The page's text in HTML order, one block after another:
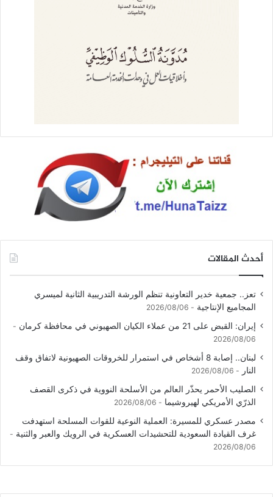
أحدث المقالات
تعز.. جمعية خدير التعاونية تنظم الورشة التدريبية الثانية لميسري
المجاميع الإنتاجية
2026/08/06
إيران: القبض على 21 من عملاء الكيان الصهيوني في محافظة كرمان
2026/08/06
لبنان.. إصابة 8 أشخاص في استمرار للخروقات الصهيونية لاتفاق وقف
النار
2026/08/06
الصليب الأحمر يحذّر العالم من الأسلحة النووية في ذكرى القصف
الذرّي الأمريكي لهيروشيما
2026/08/06
مصدر عسكري للمسيرة: العملية النوعية للقوات المسلحة استهدفت
غرف القيادة السعودية للتحشيدات العسكرية في الرويك والعبر والثنية
2026/08/06